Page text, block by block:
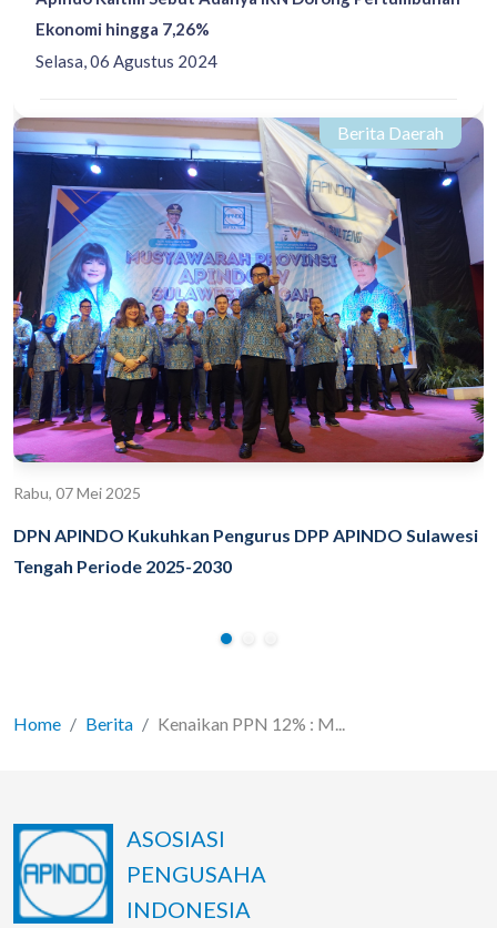
Selasa, 06 Agustus 2024
Ekonomi hingga 7,26%
Berita Daerah
Rabu, 07 Mei 2025
DPN APINDO Kukuhkan Pengurus DPP APINDO Sulawesi
Tengah Periode 2025-2030
Home Berita Kenaikan PPN 12% : M...
ASOSIASI
PENGUSAHA
INDONESIA